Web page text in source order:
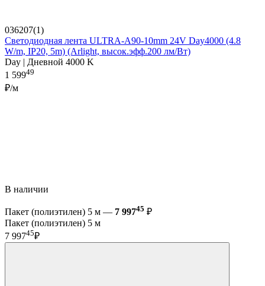
036207(1)
Светодиодная лента ULTRA-A90-10mm 24V Day4000 (4.8
W/m, IP20, 5m) (Arlight, высок.эфф.200 лм/Вт)
Day | Дневной 4000 K
1 59949
₽/м
В наличии
Пакет (полиэтилен) 5 м — 7 99745 ₽
Пакет (полиэтилен) 5 м
7 99745₽